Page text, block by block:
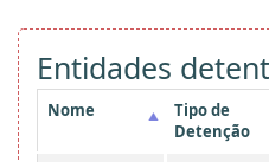
Entidades
Nome
Tipo de
Detenção